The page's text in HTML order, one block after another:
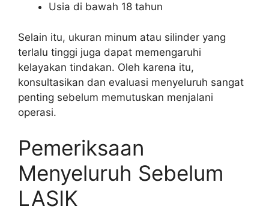
Usia di bawah 18 tahun
Selain itu, ukuran minum atau silinder yang
terlalu tinggi juga dapat memengaruhi
kelayakan tindakan. Oleh karena itu,
konsultasikan dan evaluasi menyeluruh sangat
penting sebelum memutuskan menjalani
operasi.
Pemeriksaan
Menyeluruh Sebelum
LASIK